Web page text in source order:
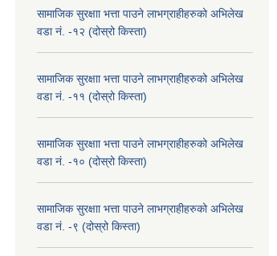
सामाजिक सुरक्षाा भत्ता पाउने लाभग्राहीहरुको अभिलेख
वडा नं. -१२ (दोस्रो किस्ता)
सामाजिक सुरक्षाा भत्ता पाउने लाभग्राहीहरुको अभिलेख
वडा नं. -११ (दोस्रो किस्ता)
सामाजिक सुरक्षाा भत्ता पाउने लाभग्राहीहरुको अभिलेख
वडा नं. -१० (दोस्रो किस्ता)
सामाजिक सुरक्षाा भत्ता पाउने लाभग्राहीहरुको अभिलेख
वडा नं. -९ (दोस्रो किस्ता)